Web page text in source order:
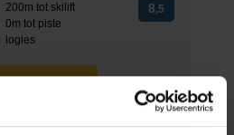
200m tot skilift
0m tot piste
logies
8,5